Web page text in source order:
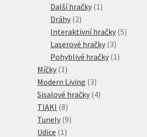
produkty
Další hračky 1 1
Dráhy 22
produkty
Interaktivní hračky 55
Laserové hračky 33
produkty
Pohyblivé hračky 1 1
Míčky 1 1
produkt
Modern Living 33
produkty
Sisalové hračky 44
TIAKI 88
produktů
Tunely 99
Udice 1 1